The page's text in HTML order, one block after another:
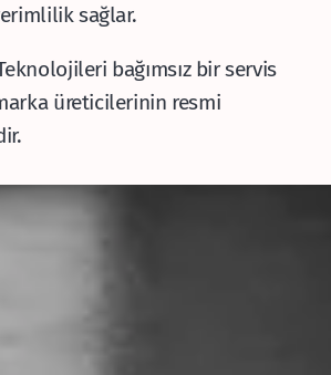
sağlar.
bağımsız bir servis
üreticilerinin resmi